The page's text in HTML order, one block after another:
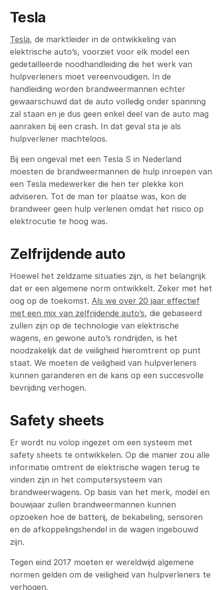
Tesla
Tesla, de marktleider in de ontwikkeling van
elektrische auto’s, voorziet voor elk model een
gedetailleerde noodhandleiding die het werk van
hulpverleners moet vereenvoudigen. In de
handleiding worden brandweermannen echter
gewaarschuwd dat de auto volledig onder spanning
zal staan en je dus geen enkel deel van de auto mag
aanraken bij een crash. In dat geval sta je als
hulpverlener machteloos.
Bij een ongeval met een Tesla S in Nederland
moesten de brandweermannen de hulp inroepen van
een Tesla medewerker die hen ter plekke kon
adviseren. Tot de man ter plaatse was, kon de
brandweer geen hulp verlenen omdat het risico op
elektrocutie te hoog was.
Zelfrijdende auto
Hoewel het zeldzame situaties zijn, is het belangrijk
dat er een algemene norm ontwikkelt. Zeker met het
oog op de toekomst. Als we over 20 jaar effectief
met een mix van zelfrijdende auto’s, die gebaseerd
zullen zijn op de technologie van elektrische
wagens, en gewone auto’s rondrijden, is het
noodzakelijk dat de veiligheid hieromtrent op punt
staat. We moeten de veiligheid van hulpverleners
kunnen garanderen en de kans op een succesvolle
bevrijding verhogen.
Safety sheets
Er wordt nu volop ingezet om een systeem met
safety sheets te ontwikkelen. Op die manier zou alle
informatie omtrent de elektrische wagen terug te
vinden zijn in het computersysteem van
brandweerwagens. Op basis van het merk, model en
bouwjaar zullen brandweermannen kunnen
opzoeken hoe de batterij, de bekabeling, sensoren
en de afkoppelingshendel in de wagen ingebouwd
zijn.
Tegen eind 2017 moeten er wereldwijd algemene
normen gelden om de veiligheid van hulpverleners te
verhogen.